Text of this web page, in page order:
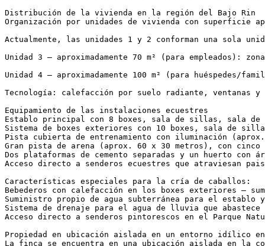
Distribución de la vivienda en la región del Bajo Rin
Organización por unidades de vivienda con superficie
Actualmente, las unidades 1 y 2 conforman una sola
Unidad 3 – aproximadamente 70 m² (para
Unidad 4 – aproximadamente 100 m² (para
Tecnología: calefacción por suelo radiante, ventanas
Equipamiento de las instalaciones ecuestres
Establo principal con 8 boxes, sala de sillas, sala de
Sistema de boxes exteriores con 10 boxes, sala de
Pista cubierta de entrenamiento con iluminación
Gran pista de arena (aprox. 60 x 30 metros), con
Dos plataformas de cemento separadas y un huerto con
Acceso directo a senderos ecuestres que atraviesan
Características especiales para la cría de caballos:
Bebederos con calefacción en los boxes exteriores –
Suministro propio de agua subterránea para el
Sistema de drenaje para el agua de lluvia que
Acceso directo a senderos pintorescos en el Parque
Propiedad en ubicación aislada en un entorno idílico
La finca se encuentra en una ubicación aislada en la